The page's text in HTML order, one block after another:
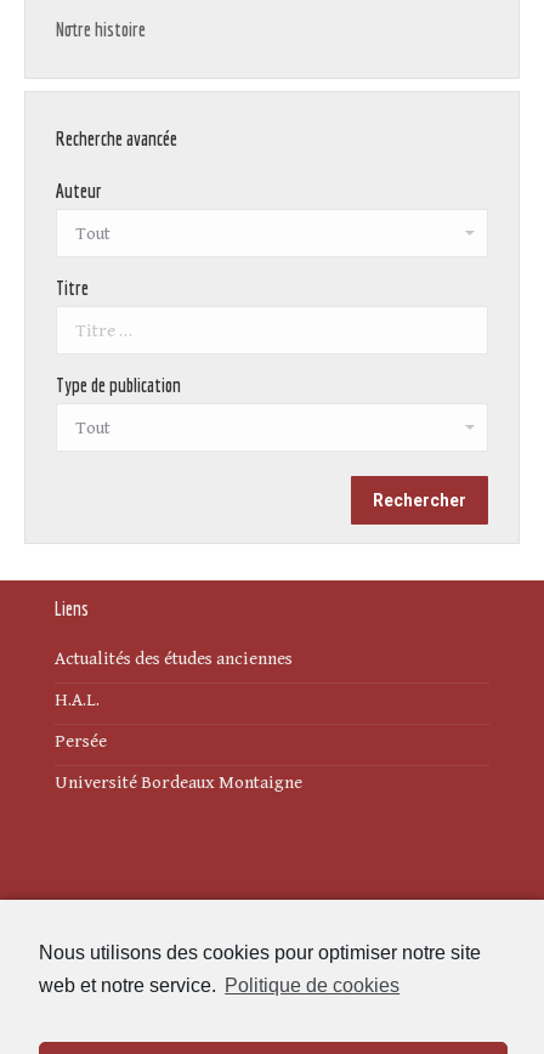
Nous utilisons des cookies pour optimiser notre site
web et notre service. Politique de cookies
Notre histoire
Recherche avancée
Auteur
Titre
Type de publication
Liens
Actualités des études anciennes
H.A.L.
Persée
Université Bordeaux Montaigne
Politique de cookies (UE)